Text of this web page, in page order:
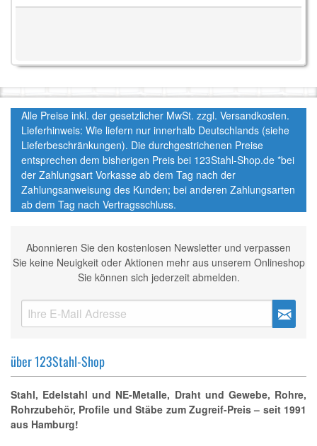
Alle Preise inkl. der gesetzlicher MwSt. zzgl. Versandkosten.
Lieferhinweis: Wie liefern nur innerhalb Deutschlands (siehe
Lieferbeschränkungen). Die durchgestrichenen Preise
entsprechen dem bisherigen Preis bei 123Stahl-Shop.de *bei
der Zahlungsart Vorkasse ab dem Tag nach der
Zahlungsanweisung des Kunden; bei anderen Zahlungsarten
ab dem Tag nach Vertragsschluss.
Abonnieren Sie den kostenlosen Newsletter und verpassen
Sie keine Neuigkeit oder Aktionen mehr aus unserem Onlineshop
Sie können sich jederzeit abmelden.
über 123Stahl-Shop
Stahl, Edelstahl und NE-Metalle, Draht und Gewebe, Rohre,
Rohrzubehör, Profile und Stäbe zum Zugreif-Preis – seit 1991
aus Hamburg!